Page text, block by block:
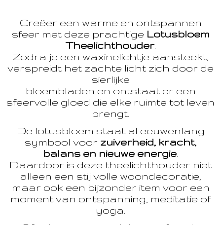
Creëer een warme en ontspannen
sfeer met deze prachtige Lotusbloem
Theelichthouder.
Zodra je een waxinelichtje aansteekt,
verspreidt het zachte licht zich door de
sierlijke
bloembladen en ontstaat er een
sfeervolle gloed die elke ruimte tot leven
brengt.
De lotusbloem staat al eeuwenlang
symbool voor zuiverheid, kracht,
balans en nieuwe energie
Daardoor is deze theelichthouder niet
alleen een stijlvolle woondecoratie,
maar ook een bijzonder item voor een
moment van ontspanning, meditatie of
yoga.